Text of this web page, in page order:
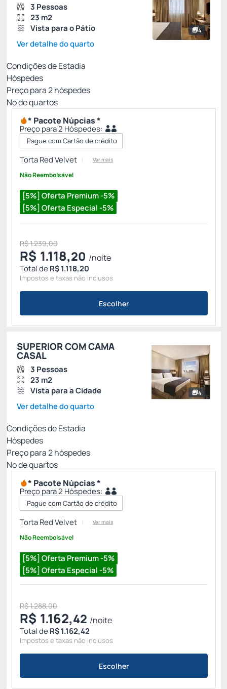
4
3 Pessoas
23 m2
Vista para o Pátio
Ver detalhe do quarto
Condições de Estadia
Hóspedes
Preço para2hóspedes
Nº de quartos
* Pacote Núpcias *
Preço para 2 Hóspedes:
Pague com Cartão de crédito
[5%] Oferta Premium -5%
[5%] Oferta Especial -5%
Torta Red Velvet Ver mais
Não Reembolsável
R$ 1.239,00
R$ 1.118,20 /noite
Total deR$ 1.118,20
Impostos e taxas não inclusos
Escolher
4
SUPERIOR COM CAMA
CASAL
3 Pessoas
23 m2
Vista para a Cidade
Ver detalhe do quarto
Condições de Estadia
Hóspedes
Preço para2hóspedes
Nº de quartos
* Pacote Núpcias *
Preço para 2 Hóspedes:
Pague com Cartão de crédito
[5%] Oferta Premium -5%
[5%] Oferta Especial -5%
Torta Red Velvet Ver mais
Não Reembolsável
R$ 1.288,00
R$ 1.162,42 /noite
Total deR$ 1.162,42
Impostos e taxas não inclusos
Escolher